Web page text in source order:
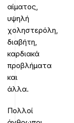
αίματος,
υψηλή
χοληστερόλη,
διαβήτη,
καρδιακά
προβλήματα
και
άλλα.
Πολλοί